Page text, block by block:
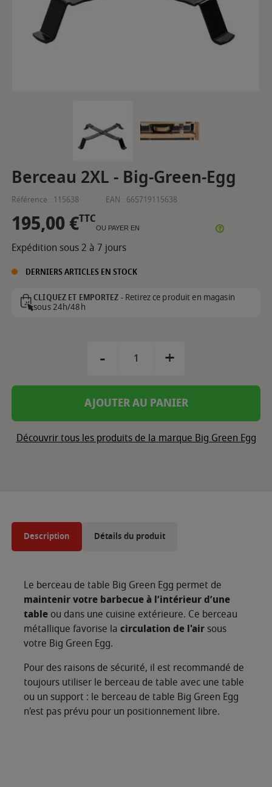
Berceau 2XL - Big-Green-Egg
Référence : 115638 EAN : 665719115638
195,00 €TTC
OU PAYER EN
Expédition sous 2 à 7 jours
DERNIERS ARTICLES EN STOCK
CLIQUEZ ET EMPORTEZ -Retirez ce produit en magasin
sous 24h/48h
- +
AJOUTER AU PANIER
Découvrir tous les produits de la marque Big Green Egg
Description Détails du produit
Le berceau de table Big Green Egg permet de
maintenir votre barbecue à l’intérieur d’une
table ou dans une cuisine extérieure. Ce berceau
métallique favorise la circulation de l'air sous
votre Big Green Egg.
Pour des raisons de sécurité, il est recommandé de
toujours utiliser le berceau de table avec une table
ou un support : le berceau de table Big Green Egg
n'est pas prévu pour un positionnement libre.